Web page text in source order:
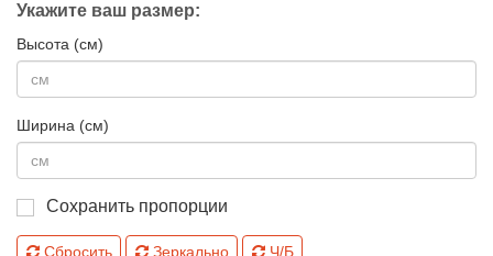
Укажите ваш размер:
Высота (см)
Ширина (см)
Сохранить пропорции
Сбросить Зеркально Ч/Б